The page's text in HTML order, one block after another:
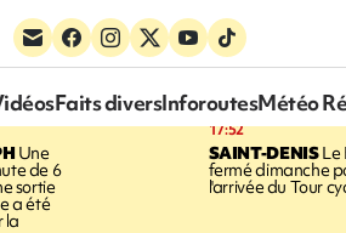
Faits diversInforoutesMétéo
Une
de 6
sortie
a été
la
17:52
SAINT-DENISLe
fermé dimanche
l'arrivée du Tour